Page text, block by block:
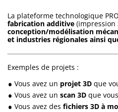
La plateforme technologique
fabrication additive (impression
conception/modélisation
et industries régionales ainsi
Exemples de projets :
Vous avez un projet 3D que
Vous avez un scan 3D que
Vous avez des fichiers 3D à